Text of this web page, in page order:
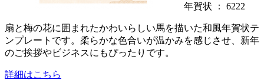
年賀状 ： 6222
扇と梅の花に囲まれたかわいらしい馬を描いた和風年賀状テ
ンプレートです。柔らかな色合いが温かみを感じさせ、新年
のご挨拶やビジネスにもぴったりです。
詳細はこちら